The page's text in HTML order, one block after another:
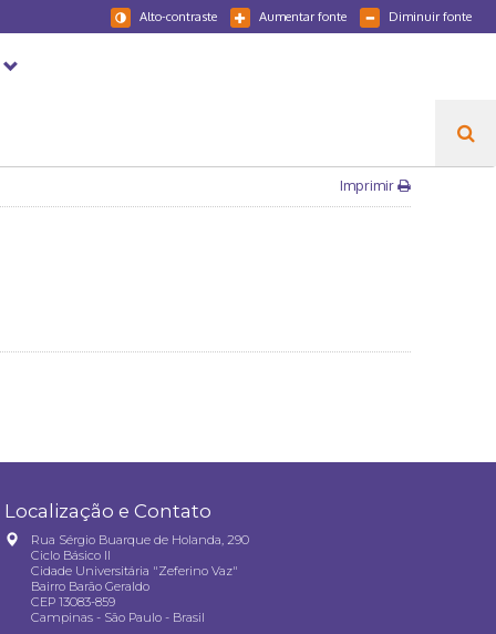
Diminuir fonte
Aumentar fonte
Alto-contraste
Imprimir
Localização e Contato
Rua Sérgio Buarque de Holanda, 290
Ciclo Básico II
Cidade Universitária "Zeferino Vaz"
Bairro Barão Geraldo
CEP 13083-859
Campinas - São Paulo - Brasil